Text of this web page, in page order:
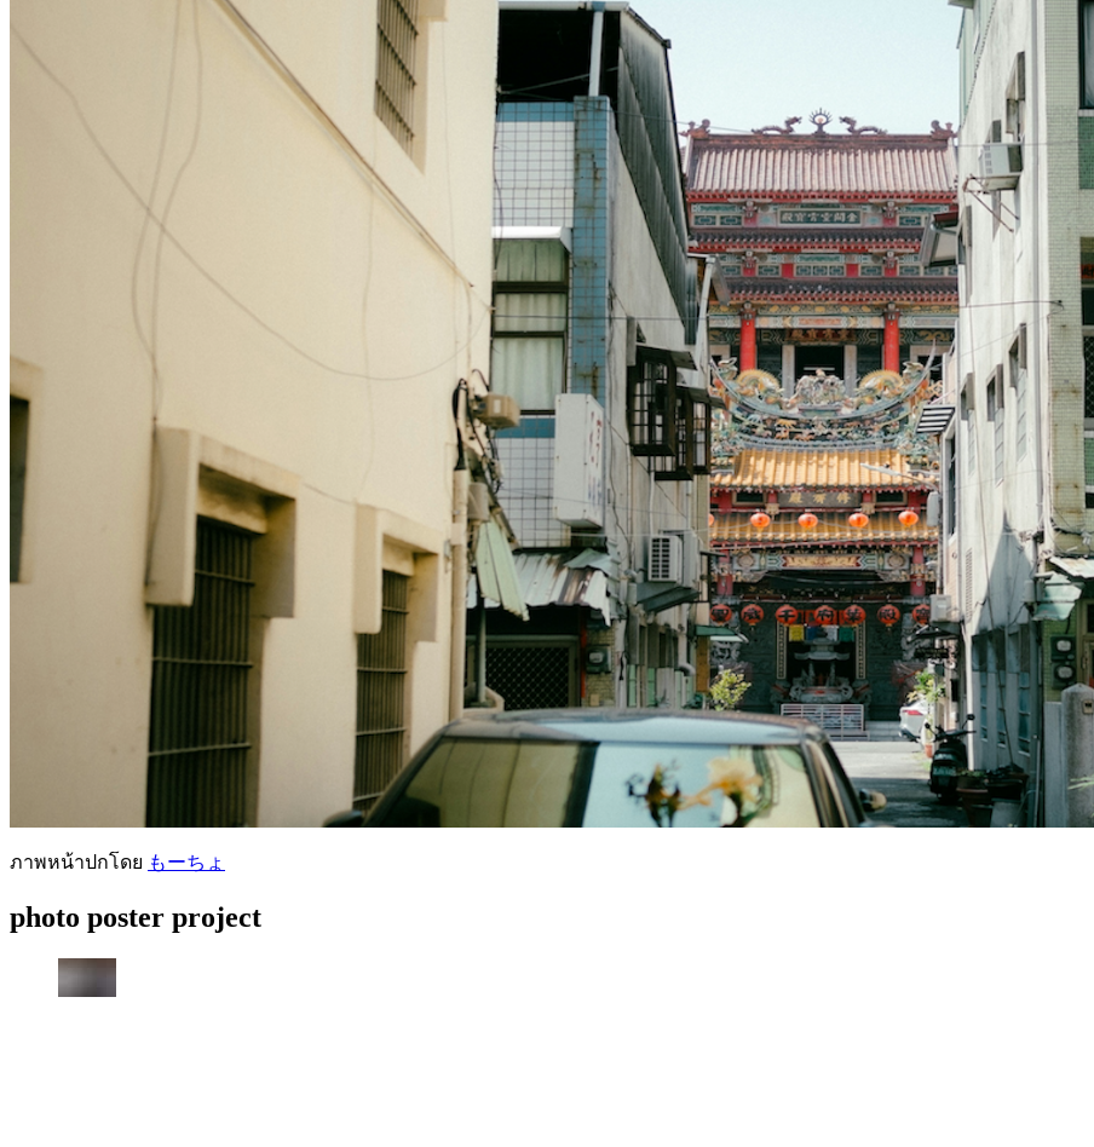
ภาพหน้าปกโดย もーちょ
photo poster project